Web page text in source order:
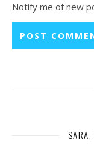
Notify me of new